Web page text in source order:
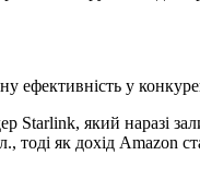
ефективність у
Starlink, який наразі
тоді як дохід Amazon